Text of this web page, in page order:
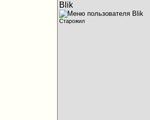
Blik
Старожил